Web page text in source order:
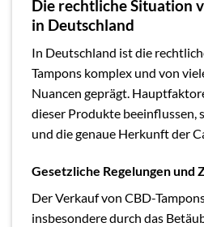
Die rechtliche Situation
in Deutschland
In Deutschland ist die
Tampons komplex und von
Nuancen geprägt.
dieser Produkte beeinflussen,
und die genaue Herkunft der
Gesetzliche Regelungen und
Der Verkauf von CBD-
insbesondere durch das